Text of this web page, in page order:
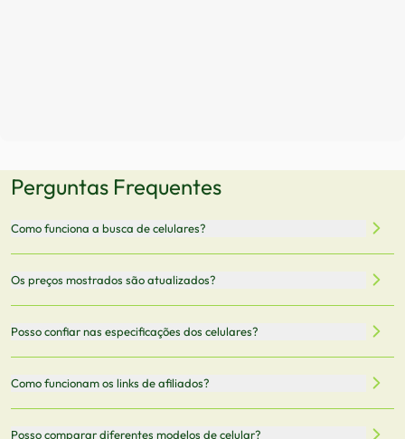
Perguntas Frequentes
Como funciona a busca de celulares?
armazenamento, memória RAM, bateria e conectividade
5G.
Os preços mostrados são atualizados?
vendedor antes de finalizar sua compra.
Posso confiar nas especificações dos celulares?
Como funcionam os links de afiliados?
Posso comparar diferentes modelos de celular?